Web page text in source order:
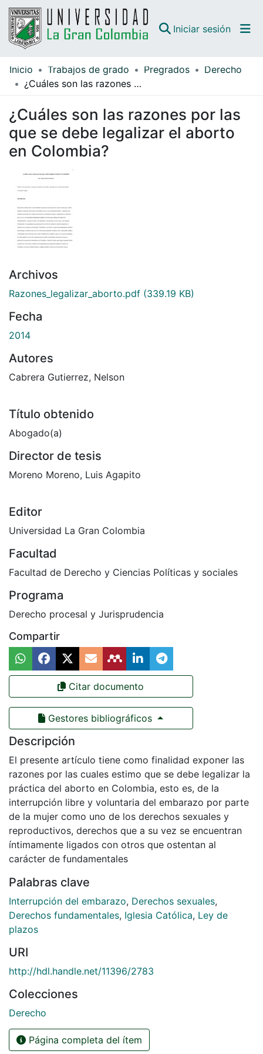
Iniciar sesión
Comunidades
Guías
Inicio Trabajos de grado Pregrados
Derecho
¿Cuáles son las razones por las que se debe legalizar el aborto en Colombia?
¿Cuáles son las razones por las
que se debe legalizar el aborto
en Colombia?
Archivos
Razones_legalizar_aborto.pdf (339.19 KB)
Fecha
2014
Autores
Cabrera Gutierrez, Nelson
Título obtenido
Abogado(a)
Director de tesis
Moreno Moreno, Luis Agapito
Editor
Universidad La Gran Colombia
Facultad
Facultad de Derecho y Ciencias Políticas y sociales
Programa
Derecho procesal y Jurisprudencia
Compartir
Citar documento
Gestores bibliográficos
Descripción
El presente artículo tiene como finalidad exponer las
razones por las cuales estimo que se debe legalizar la
práctica del aborto en Colombia, esto es, de la
interrupción libre y voluntaria del embarazo por parte
de la mujer como uno de los derechos sexuales y
reproductivos, derechos que a su vez se encuentran
íntimamente ligados con otros que ostentan al
carácter de fundamentales
Palabras clave
Interrupción del embarazo, Derechos sexuales,
Derechos fundamentales, Iglesia Católica, Ley de
plazos
URI
http://hdl.handle.net/11396/2783
Colecciones
Derecho
Página completa del ítem